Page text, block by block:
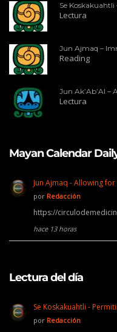
Se Koskakuahtli
Lectura
Jun Ajmaq –
Reading
Jun Ak’Ab’Al –
Lectura
Mayan Calendar
Jun Ajmaq - Allowing
por Redacción
https://
hace 13 horas
Lectura del día
Se Koskakuahtli -
por Redacción